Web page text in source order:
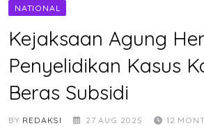
NATIONAL
Kejaksaan Agung
Penyelidikan Kasus
Beras Subsidi
BY REDAKSI 27 AUG 2025 12